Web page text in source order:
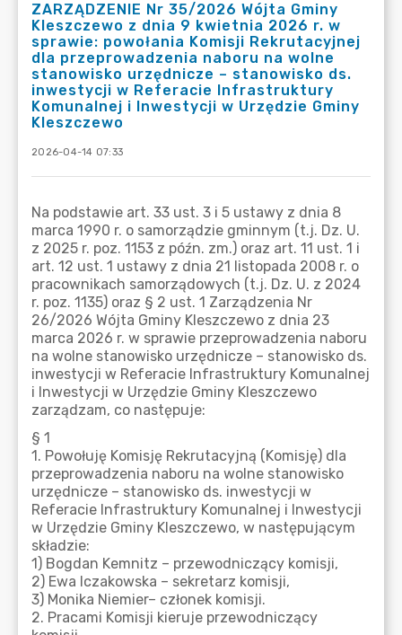
ZARZĄDZENIE Nr 35/2026 Wójta Gminy
Kleszczewo z dnia 9 kwietnia 2026 r. w
sprawie: powołania Komisji Rekrutacyjnej
dla przeprowadzenia naboru na wolne
stanowisko urzędnicze – stanowisko ds.
inwestycji w Referacie Infrastruktury
Komunalnej i Inwestycji w Urzędzie Gminy
Kleszczewo
2026-04-14 07:33